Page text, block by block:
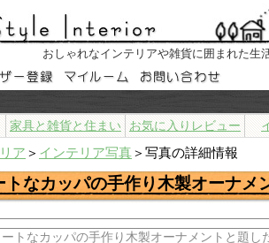
おしゃれなインテリアや雑貨に囲まれた生
家具と雑貨と住まい お気に入りレビュー
ア ＞ インテリア写真＞写真の詳細情報
トなカッパの手作り木製オーナメ